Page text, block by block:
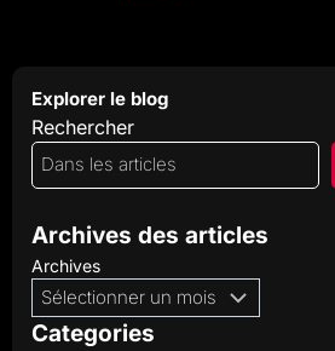
Explorer le blog
Rechercher
Archives des articles
Archives
Categories